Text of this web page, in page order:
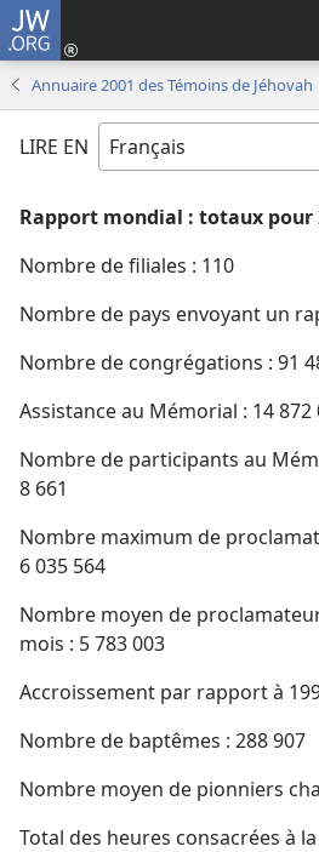
JW.ORG
Annuaire 2001 des Témoins de Jéhovah
LIRE EN
Rapport mondial : totaux pour
Nombre de filiales : 110
Nombre de pays envoyant un
Nombre de congrégations : 91
Assistance au Mémorial : 14 872
Nombre de participants au
8 661
Nombre maximum de
6 035 564
Nombre moyen de
mois : 5 783 003
Accroissement par rapport à
Nombre de baptêmes : 288 907
Nombre moyen de pionniers
Total des heures consacrées à